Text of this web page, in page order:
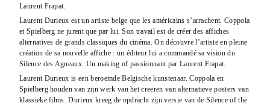
Laurent Frapat.
Laurent Durieux est un artiste belge que les américains s’arrachent. Coppola
et Spielberg ne jurent que par lui. Son travail est de créer des affiches
alternatives de grands classiques du cinéma. On découvre l’artiste en pleine
création de sa nouvelle affiche : un éditeur lui a commandé sa vision du
Silence des Agneaux. Un making of passionnant par Laurent Frapat.
Laurent Durieux is een beroemde Belgische kunstenaar. Coppola en
Spielberg houden van zijn werk van het creëren van alternatieve posters van
klassieke films. Durieux kreeg de opdracht zijn versie van de Silence of the